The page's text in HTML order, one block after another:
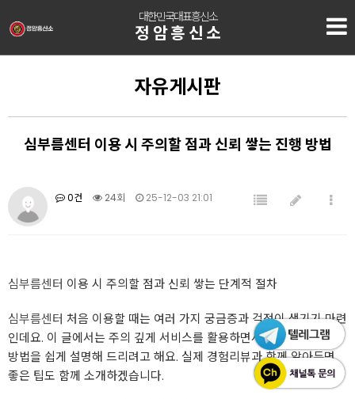
대한민국대표흥신소
정암흥신소
자유게시판
심부름센터 이용 시 주의할 점과 신뢰 쌓는 진행 방법
0건 24회 25-12-03 21:01
심부름센터 이용 시 주의할 점과 신뢰 쌓는 단계적 절차
심부름센터 처음 이용할 때는 여러 가지 궁금증과 걱정이 생기기 마련
인데요. 이 글에서는 주의 깊게 서비스를 활용하면서도 신뢰를 쌓는
방법을 쉽게 설명해 드리려고 해요. 실제 경험리뷰과 함께 알아두면
좋은 팁도 함께 소개하겠습니다.